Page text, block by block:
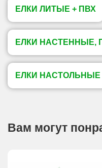
ЕЛКИ ЛИТЫЕ + ПВХ
ЕЛКИ НАСТЕННЫЕ,
ЕЛКИ НАСТОЛЬНЫЕ
Вам могут